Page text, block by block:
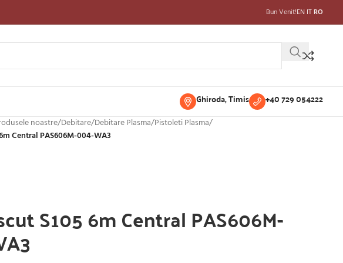
Bun Venit!EN ITRO
Ghiroda, Timis +40 729 054222
noastre/Debitare/Debitare Plasma/Pistoleti Plasma/
Central PAS606M-004-WA3
S105 6m Central PAS606M-